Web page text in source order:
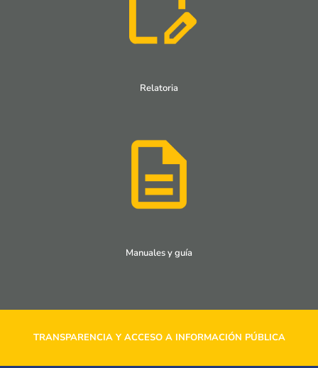
Relatoria
Manuales y guía
TRANSPARENCIA Y ACCESO A INFORMACIÓN PÚBLICA